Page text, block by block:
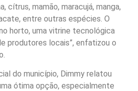
cítrus, mamão, maracujá, manga,
entre outras espécies. O
horto, uma vitrine tecnológica
produtores locais”, enfatizou o
do município, Dimmy relatou
ótima opção, especialmente